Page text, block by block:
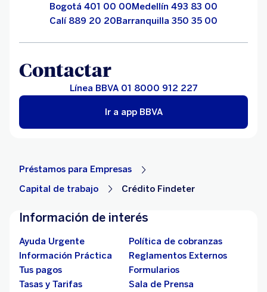
Bogotá 401 00 00Medellín 493 83 00
Calí 889 20 20Barranquilla 350 35 00
Contactar
Línea BBVA 01 8000 912 227
Ir a app BBVA
Préstamos para Empresas
Capital de trabajo
Crédito Findeter
Información de interés
Ayuda Urgente
Política de cobranzas
Información Práctica
Reglamentos Externos
Tus pagos
Formularios
Tasas y Tarifas
Sala de Prensa